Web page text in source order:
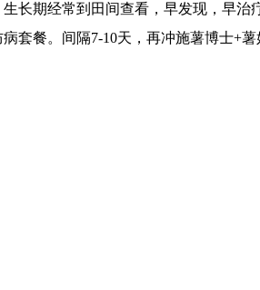
生长期经常到田间查看，早发现，早
套餐。间隔7-10天，再冲施薯博士+薯